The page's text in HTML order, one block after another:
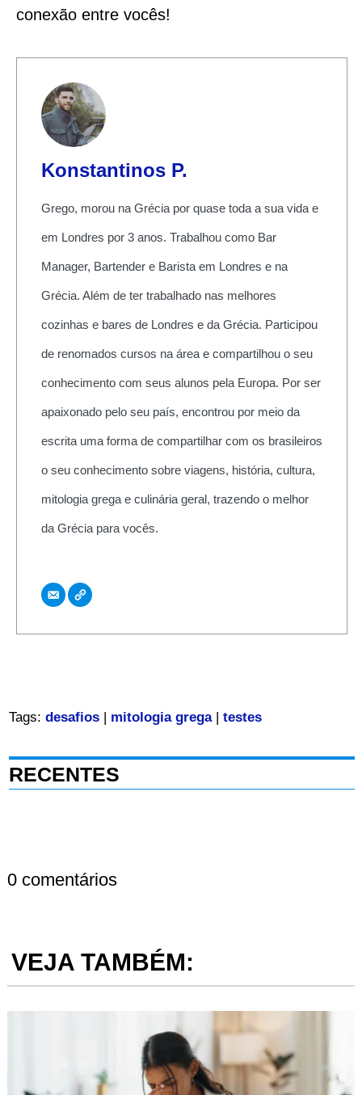
conexão entre vocês!
Konstantinos P.
Grego, morou na Grécia por quase toda a sua vida e
em Londres por 3 anos. Trabalhou como Bar
Manager, Bartender e Barista em Londres e na
Grécia. Além de ter trabalhado nas melhores
cozinhas e bares de Londres e da Grécia. Participou
de renomados cursos na área e compartilhou o seu
conhecimento com seus alunos pela Europa. Por ser
apaixonado pelo seu país, encontrou por meio da
escrita uma forma de compartilhar com os brasileiros
o seu conhecimento sobre viagens, história, cultura,
mitologia grega e culinária geral, trazendo o melhor
da Grécia para vocês.
Tags: desafios| mitologia grega| testes
RECENTES
0 comentários
VEJA TAMBÉM: